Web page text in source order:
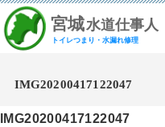
宮城水道仕事人
トイレつまり・水漏れ修理
IMG20200417122047
IMG20200417122047